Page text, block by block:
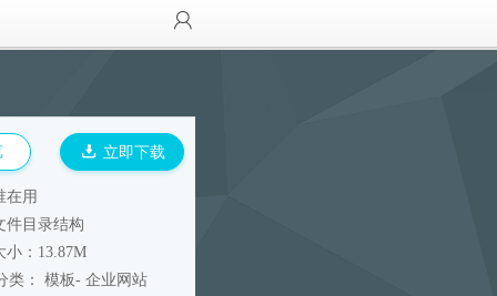
立即下载
在用
件目录结构
小：13.87M
类： 模板- 企业网站